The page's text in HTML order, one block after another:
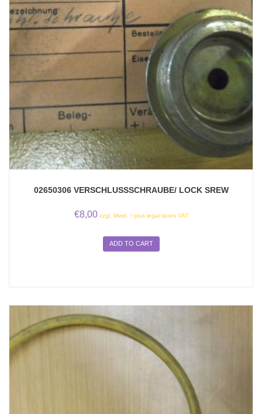
02650306 VERSCHLUSSSCHRAUBE/ LOCK SREW
€8,00 zzgl. Mwst. / plus legal taxes VAT
ADD TO CART